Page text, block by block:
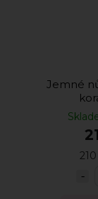
Jemné